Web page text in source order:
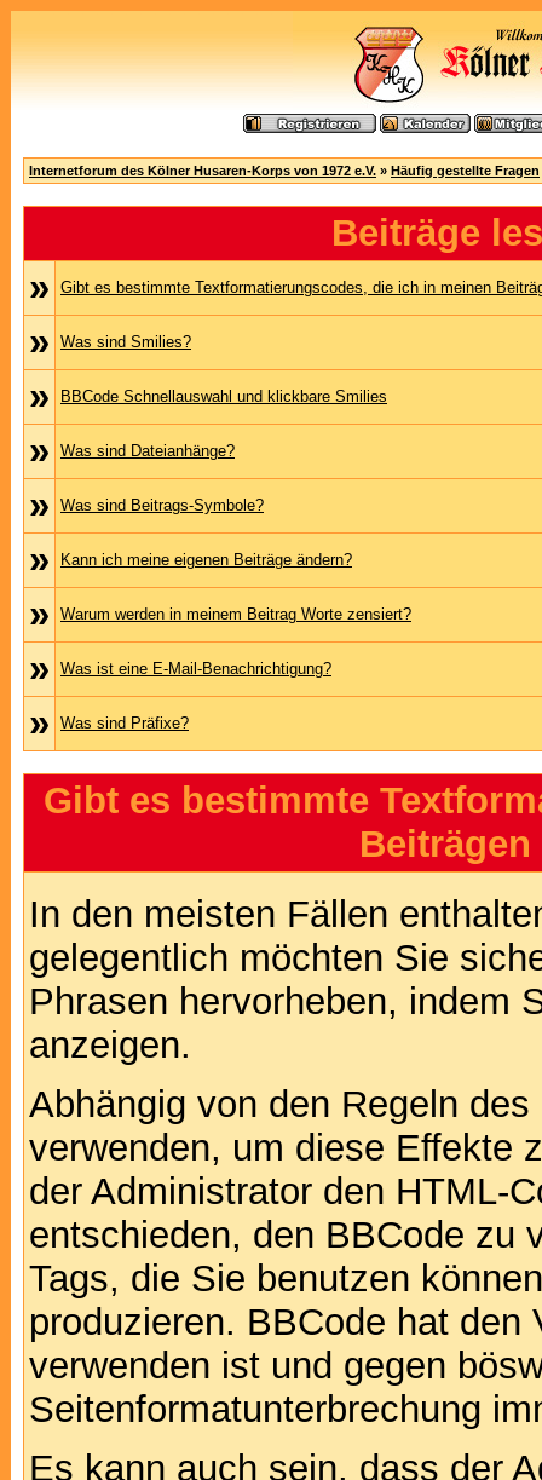
Internetforum des Kölner Husaren-Korps von 1972 e.V. » Häufig gestellte Fragen
Beiträge
»
Gibt es bestimmte Textformatierungscodes, die ich in meinen
» Was sind Smilies?
» BBCode Schnellauswahl und klickbare Smilies
» Was sind Dateianhänge?
» Was sind Beitrags-Symbole?
» Kann ich meine eigenen Beiträge ändern?
» Warum werden in meinem Beitrag Worte zensiert?
» Was ist eine E-Mail-Benachrichtigung?
» Was sind Präfixe?
Gibt es bestimmte
In den meisten Fällen
gelegentlich möchten Sie
Phrasen hervorheben, indem
anzeigen.
Abhängig von den Regeln
verwenden, um diese Effekte
der Administrator den HTML-
entschieden, den BBCode zu
Tags, die Sie benutzen
produzieren. BBCode hat
verwenden ist und gegen
Seitenformatunterbrechung
Es kann auch sein, dass der